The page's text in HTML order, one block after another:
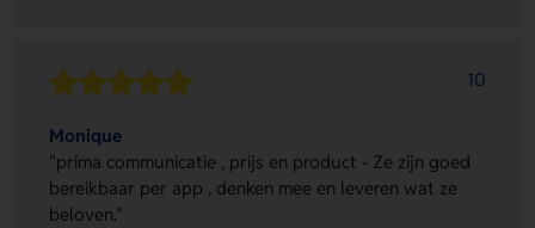
10
Monique
"prima communicatie , prijs en product - Ze zijn goed
bereikbaar per app , denken mee en leveren wat ze
beloven."